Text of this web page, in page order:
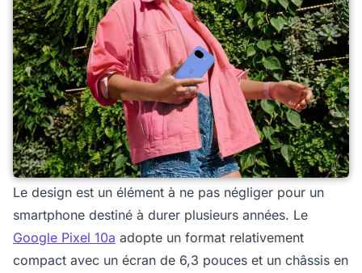
Le design est un élément à ne pas négliger pour un
smartphone destiné à durer plusieurs années. Le
Google Pixel 10a adopte un format relativement
compact avec un écran de 6,3 pouces et un châssis en